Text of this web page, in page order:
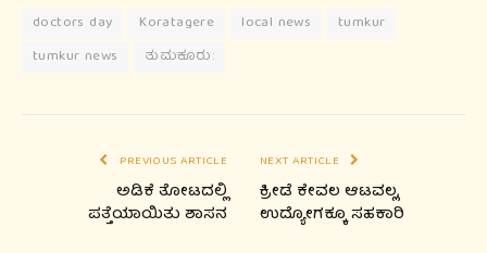
doctors day Koratagere local news
tumkur
tumkur news
ತುಮಕೂರು:
PREVIOUS ARTICLE
ಅಡಿಕೆ ತೋಟದಲ್ಲಿ
ಪತ್ತೆಯಾಯಿತು ಶಾಸನ
NEXT ARTICLE
ಕ್ರೀಡೆ ಕೇವಲ ಆಟವಲ್ಲ,
ಉದ್ಯೋಗಕ್ಕೂ ಸಹಕಾರಿ